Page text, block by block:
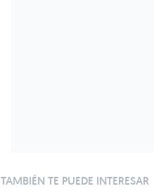
TAMBIÉN TE PUEDE INTERESAR